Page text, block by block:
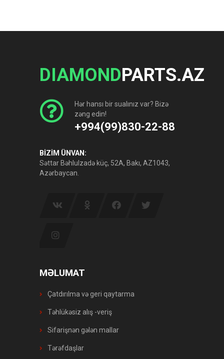
DIAMONDPARTS.AZ
Hər hansı bir sualınız var? Bizə
zəng edin!
+994(99)830-22-88
BİZİM ÜNVAN:
Səttar Bəhlulzadə küç, 52A, Bakı, AZ1043,
Azərbaycan.
MƏLUMAT
Çatdırılma və geri qaytarma
Təhlükəsiz alış -veriş
Sifarişnən gələn mallar
Tərəfdaşlar